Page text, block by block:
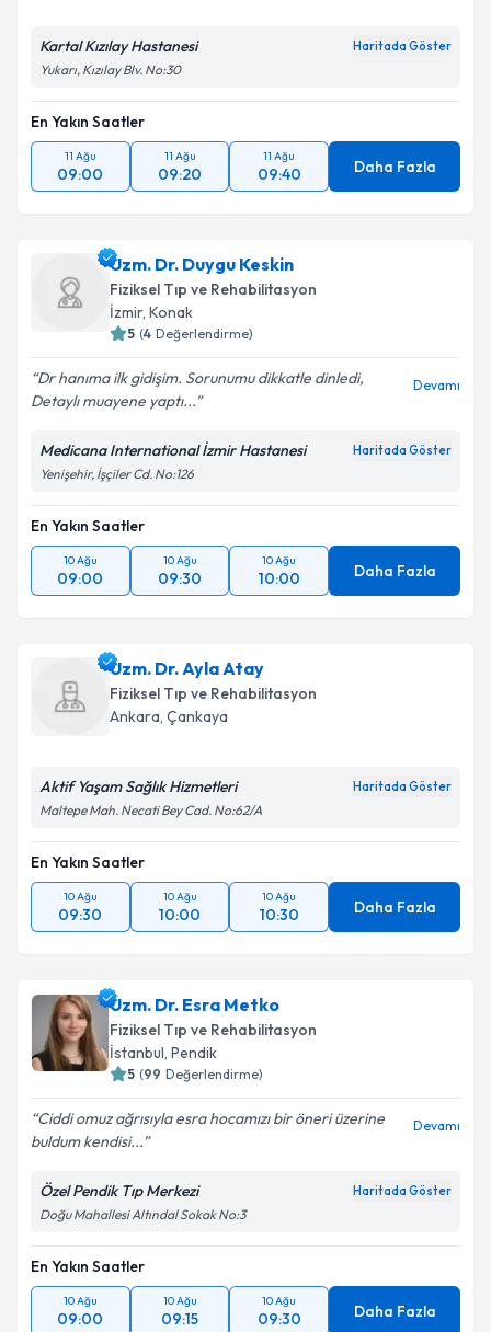
Kişisel verilerimin işlenmesine ilişkin
Metni'ni okudum ve kişisel verilerimin belirtilen
kapsamda işlenmesini kabul ediyorum.
Takvim Talebini Gönder
Kartal Kızılay Hastanesi Haritada Göster
Yukarı, Kızılay Blv. No:30
En Yakın Saatler
11 Ağu
09:00
11 Ağu
09:20
11 Ağu
09:40 Daha Fazla
Uzm. Dr. Duygu Keskin
Fiziksel Tıp ve Rehabilitasyon
İzmir, Konak
5 (4 Değerlendirme)
Dr hanıma ilk gidişim. Sorunumu dikkatle dinledi,
Detaylı muayene yaptı...
Devamı
Medicana International İzmir Hastanesi Haritada Göster
Yenişehir, İşçiler Cd. No:126
En Yakın Saatler
10 Ağu
09:00
10 Ağu
09:30
10 Ağu
10:00 Daha Fazla
Uzm. Dr. Ayla Atay
Fiziksel Tıp ve Rehabilitasyon
Ankara, Çankaya
Aktif Yaşam Sağlık Hizmetleri Haritada Göster
Maltepe Mah. Necati Bey Cad. No:62/A
En Yakın Saatler
10 Ağu
09:30
10 Ağu
10:00
10 Ağu
10:30 Daha Fazla
Uzm. Dr. Esra Metko
Fiziksel Tıp ve Rehabilitasyon
İstanbul, Pendik
5 (99 Değerlendirme)
Ciddi omuz ağrısıyla esra hocamızı bir öneri üzerine
buldum kendisi...
Devamı
Özel Pendik Tıp Merkezi Haritada Göster
Doğu Mahallesi Altındal Sokak No:3
En Yakın Saatler
10 Ağu
09:00
10 Ağu
09:15
10 Ağu
09:30 Daha Fazla